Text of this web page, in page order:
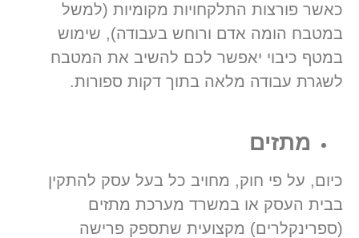
כאשר פורצות התלקחויות מקומיות (למשל
במטבח הומה אדם ורוחש בעבודה), שימוש
במטף כיבוי יאפשר לכם להשיב את המטבח
לשגרת עבודה מלאה בתוך דקות ספורות.
מתזים
כיום, על פי חוק, מחויב כל בעל עסק להתקין
בבית העסק או במשרד מערכת מתזים
(ספרינקלרים) מקצועית שתספק פרישה